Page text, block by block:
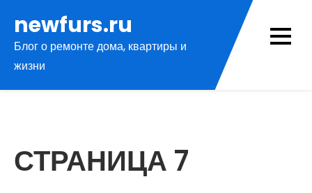
содержимому
newfurs.ru
Блог о ремонте дома, квартиры и
жизни
СТРАНИЦА 7